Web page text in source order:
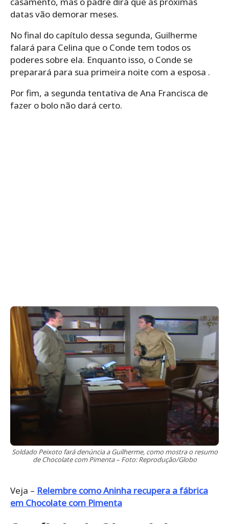
datas vão demorar meses.
No final do capítulo dessa segunda, Guilherme
falará para Celina que o Conde tem todos os
poderes sobre ela. Enquanto isso, o Conde se
preparará para sua primeira noite com a esposa .
Por fim, a segunda tentativa de Ana Francisca de
fazer o bolo não dará certo.
Soldado Peixoto fará denúncia a Guilherme, como mostra o resumo
de Chocolate com Pimenta – Foto: Reprodução/Globo
Veja – Relembre como Aninha recupera a fábrica
em Chocolate com Pimenta